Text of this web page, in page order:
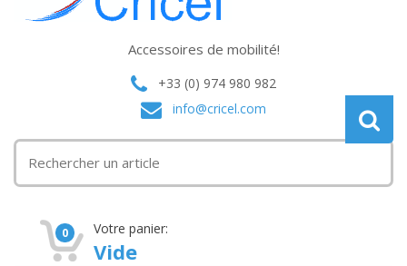
Accessoires de mobilité!
+33 (0) 974 980 982
info@cricel.com
0 Votre panier:
Vide